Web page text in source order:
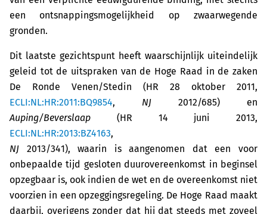
een ontsnappingsmogelijkheid op zwaarwegende
gronden.
Dit laatste gezichtspunt heeft waarschijnlijk uiteindelijk
geleid tot de uitspraken van de Hoge Raad in de zaken
De Ronde Venen/Stedin (HR 28 oktober 2011,
ECLI:NL:HR:2011:BQ9854, NJ 2012/685) en
Auping/Beverslaap (HR 14 juni 2013,
ECLI:NL:HR:2013:BZ4163,
NJ 2013/341), waarin is aangenomen dat een voor
onbepaalde tijd gesloten duurovereenkomst in beginsel
opzegbaar is, ook indien de wet en de overeenkomst niet
voorzien in een opzeggingsregeling. De Hoge Raad maakt
daarbij, overigens zonder dat hij dat steeds met zoveel